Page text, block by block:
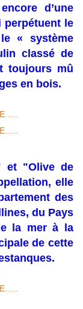
d’une
perpétuent le
« système
classé de
toujours mû
en bois.
et "Olive de
elle
des
du Pays
la mer à la
de cette